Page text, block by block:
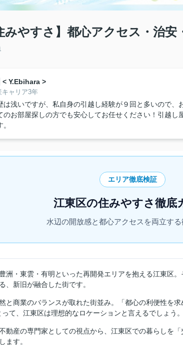
みやすさ】都心アクセス・治
< Y.Ebihara >
キャリア3年
は浅いですが、私自身の引越し経験が９回と多いので、
のお部屋探しの方でも安心してお任せください！引越
エリア徹底検証
江東区の住みやすさ徹底
水辺の開放感と都心アクセスを両立す
洲・東雲・有明といった再開発エリアを抱える江東区
、新旧が融合した街です。
と商業のバランスが取れた街並み。「都心の利便性を求
て、江東区は理想的なロケーションと言えるでしょう。
動産の専門家としての視点から、江東区での暮らしを
ます。